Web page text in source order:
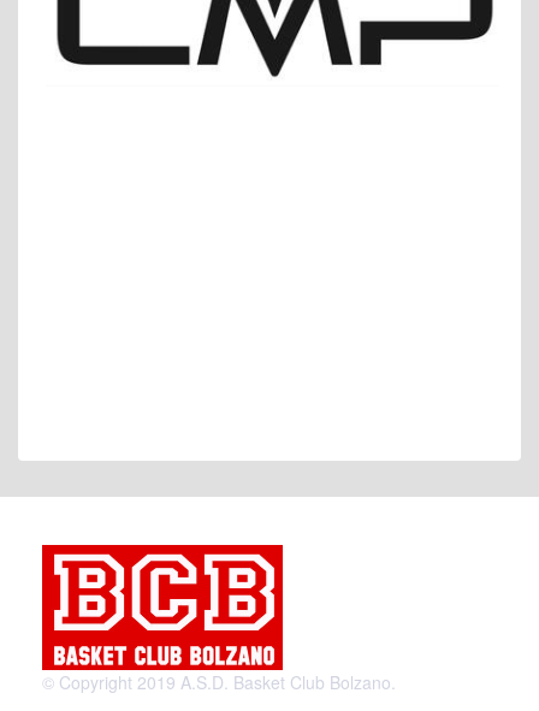
© Copyright 2019 A.S.D. Basket Club Bolzano.